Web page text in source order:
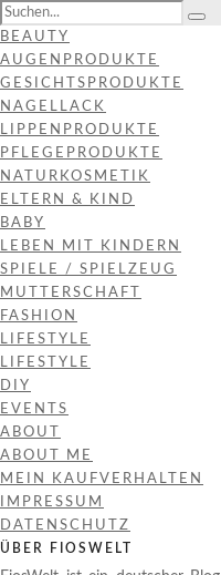
BEAUTY
AUGENPRODUKTE
GESICHTSPRODUKTE
NAGELLACK
LIPPENPRODUKTE
PFLEGEPRODUKTE
NATURKOSMETIK
ELTERN & KIND
BABY
LEBEN MIT KINDERN
SPIELE / SPIELZEUG
MUTTERSCHAFT
FASHION
LIFESTYLE
LIFESTYLE
DIY
EVENTS
ABOUT
ABOUT ME
MEIN KAUFVERHALTEN
IMPRESSUM
DATENSCHUTZ
ÜBER FIOSWELT